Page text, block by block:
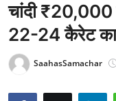
राजनीति
खेल
Epaper
चांदी ₹20,000
22-24 कैरेट का
SaahasSamachar